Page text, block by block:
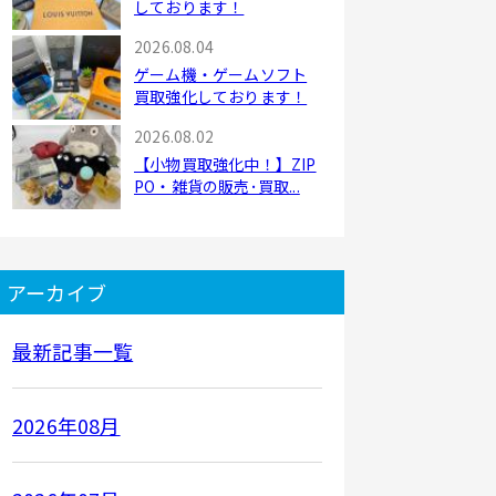
しております！
2026.08.04
ゲーム機・ゲームソフト
買取強化しております！
2026.08.02
【小物買取強化中！】ZIP
PO・雑貨の販売･買取...
アーカイブ
最新記事一覧
2026年08月